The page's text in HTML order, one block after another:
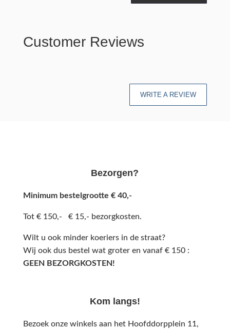
Customer Reviews
WRITE A REVIEW
Bezorgen?
Minimum bestelgrootte € 40,-
Tot € 150,- € 15,- bezorgkosten.
Wilt u ook minder koeriers in de straat?
Wij ook dus bestel wat groter en vanaf € 150 :
GEEN BEZORGKOSTEN!
Kom langs!
Bezoek onze winkels aan het Hoofddorpplein 11,